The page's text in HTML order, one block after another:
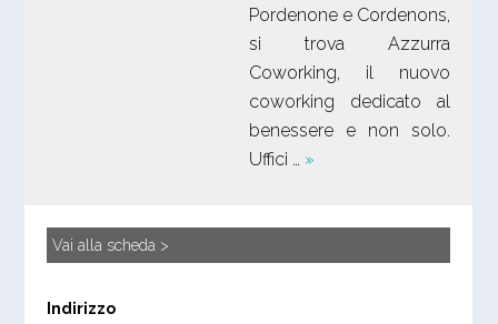
Pordenone e Cordenons,
si trova Azzurra
Coworking, il nuovo
coworking dedicato al
benessere e non solo.
Uffici … »
Vai alla scheda >
Indirizzo